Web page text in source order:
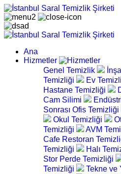
Ana
Hizmetler
Genel Temizlik
Temizliği
Ev
Hastane Temizliği
Cam Silimi
Sonrası Ofis Temizliği
Okul Temizliği
Temizliği
AVM
Cafe Restoran
Temizliği
Halı
Stor Perde Temizliği
Temizliği
Tekne ve